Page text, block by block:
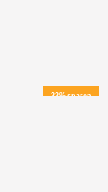
22% sparen